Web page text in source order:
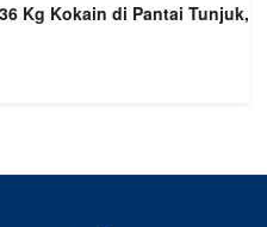
Kg Kokain di Pantai Tunjuk,